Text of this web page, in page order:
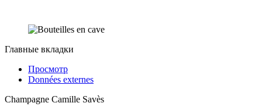
Главные вкладки
Просмотр
Données externes
Champagne Camille Savès